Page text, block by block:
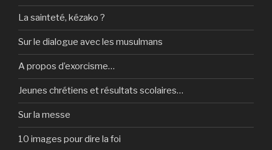
La sainteté, kézako ?
Sur le dialogue avec les musulmans
A propos d’exorcisme…
Jeunes chrétiens et résultats scolaires…
Sur la messe
10 images pour dire la foi